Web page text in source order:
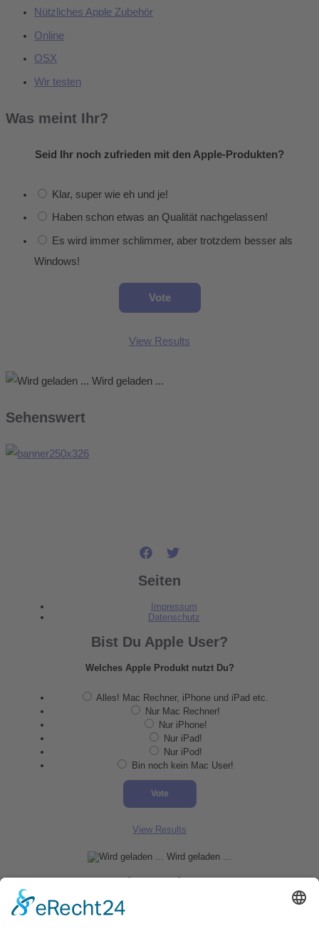
Nützliches Apple Zubehör
Online
OSX
Wir testen
Was meint Ihr?
Seid Ihr noch zufrieden mit den Apple-Produkten?
Klar, super wie eh und je!
Haben schon etwas an Qualität nachgelassen!
Es wird immer schlimmer, aber trotzdem besser als
Windows!
View Results
Wird geladen ...
Sehenswert
Seiten
Impressum
Datenschutz
Bist Du Apple User?
Welches Apple Produkt nutzt Du?
Alles! Mac Rechner, iPhone und iPad etc.
Nur Mac Rechner!
Nur iPhone!
Nur iPad!
Nur iPod!
Bin noch kein Mac User!
View Results
Wird geladen ...
Du suchst nach etwas?
Suchen nach: